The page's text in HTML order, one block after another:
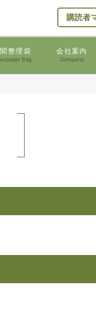
購読者
整理袋
Bag
会社案内
Company